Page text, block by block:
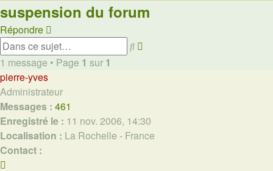
suspension du forum
Répondre
Rechercher
1 message • Page 1 sur 1
pierre-yves
Administrateur
Messages : 461
Enregistré le : 11 nov. 2006, 14:30
Localisation : La Rochelle - France
Contact :